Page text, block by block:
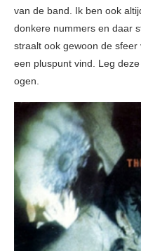
van de band. Ik ben ook
donkere nummers en daar
straalt ook gewoon de
een pluspunt vind. Leg
ogen.